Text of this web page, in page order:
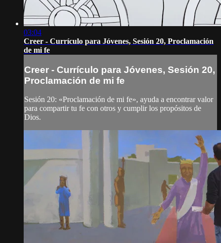
03:04
Creer - Currículo para Jóvenes, Sesión 20, Proclamación
de mi fe
Creer - Currículo para Jóvenes, Sesión 20,
Proclamación de mi fe
Sesión 20: «Proclamación de mi fe», ayuda a encontrar valor
para compartir tu fe con otros y cumplir los propósitos de
Dios.